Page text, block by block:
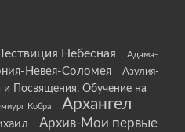
Небесная
Адама-
Невея-Соломея
Азулия-
и Посвящения. Обучение на
Кобра
Архангел
Архив-Мои первые